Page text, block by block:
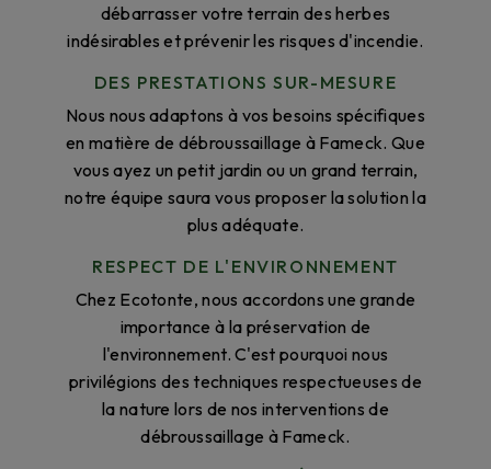
débarrasser votre terrain des herbes
indésirables et prévenir les risques d'incendie.
DES PRESTATIONS SUR-MESURE
Nous nous adaptons à vos besoins spécifiques
en matière de débroussaillage à Fameck. Que
vous ayez un petit jardin ou un grand terrain,
notre équipe saura vous proposer la solution la
plus adéquate.
RESPECT DE L'ENVIRONNEMENT
Chez Ecotonte, nous accordons une grande
importance à la préservation de
l'environnement. C'est pourquoi nous
privilégions des techniques respectueuses de
la nature lors de nos interventions de
débroussaillage à Fameck.